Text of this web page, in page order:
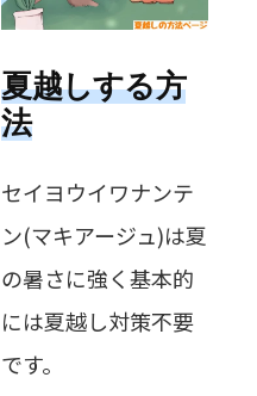
夏越しする方
法
セイヨウイワナンテ
ン(マキアージュ)は夏
の暑さに強く基本的
には夏越し対策不要
です。